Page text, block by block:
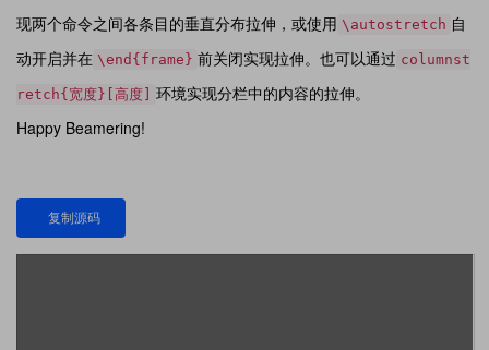
现两个命令之间各条目的垂直分布拉伸，或使用 \autostretch 自
动开启并在 \end{frame} 前关闭实现拉伸。也可以通过 columnst
retch{宽度}[高度]
环境实现分栏中的内容的拉伸。
Happy Beamering!
复制源码